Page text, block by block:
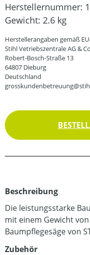
Herstellernummer:
Gewicht: 2.6 kg
Herstellerangaben gemäß
Stihl Vetriebszentrale AG &
Robert-Bosch-Straße 13
64807 Dieburg
Deutschland
Beschreibung
Die leistungsstarke
mit einem Gewicht
Baumpflegesäge von
Zubehör